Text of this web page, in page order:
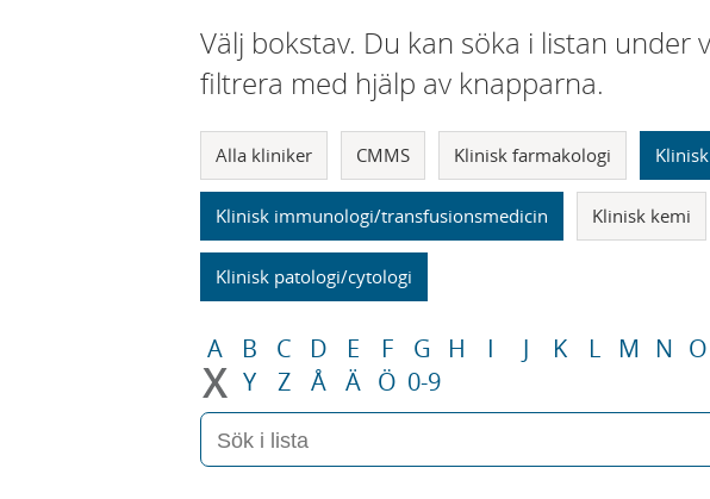
Välj bokstav. Du kan söka i listan under
filtrera med hjälp av knapparna.
Alla kliniker CMMS Klinisk farmakologi
Klinisk immunologi/transfusionsmedicin Klinisk kemi
Klinisk patologi/cytologi
A B C D E F G H I J K L M N O
X Y Z Å Ä Ö 0-9